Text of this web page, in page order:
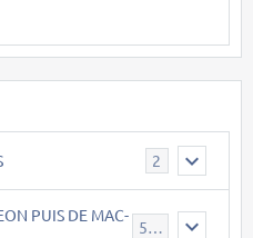
2
PUIS DE MAC-
543